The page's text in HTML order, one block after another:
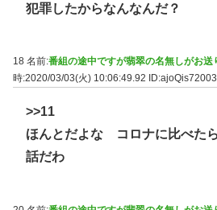
犯罪したからなんなんだ？
18 名前:番組の途中ですが翡翠の名無しがお送
時:2020/03/03(火) 10:06:49.92
>>11
ほんとだよな コロナに比べた
話だわ